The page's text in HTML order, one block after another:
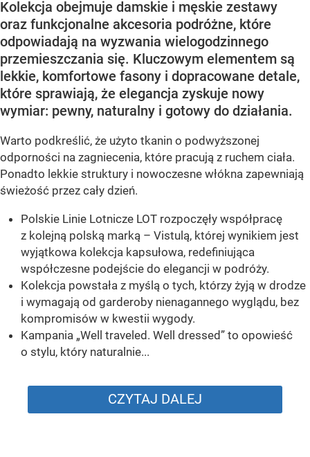
Kolekcja obejmuje damskie i męskie zestawy
oraz funkcjonalne akcesoria podróżne, które
odpowiadają na wyzwania wielogodzinnego
przemieszczania się. Kluczowym elementem są
lekkie, komfortowe fasony i dopracowane detale,
które sprawiają, że elegancja zyskuje nowy
wymiar: pewny, naturalny i gotowy do działania.
Warto podkreślić, że użyto tkanin o podwyższonej
odporności na zagniecenia, które pracują z ruchem ciała.
Ponadto lekkie struktury i nowoczesne włókna zapewniają
świeżość przez cały dzień.
Polskie Linie Lotnicze LOT rozpoczęły współpracę
z kolejną polską marką – Vistulą, której wynikiem jest
wyjątkowa kolekcja kapsułowa, redefiniująca
współczesne podejście do elegancji w podróży.
Kolekcja powstała z myślą o tych, którzy żyją w drodze
i wymagają od garderoby nienagannego wyglądu, bez
kompromisów w kwestii wygody.
Kampania „Well traveled. Well dressed” to opowieść
o stylu, który naturalnie...
CZYTAJ DALEJ